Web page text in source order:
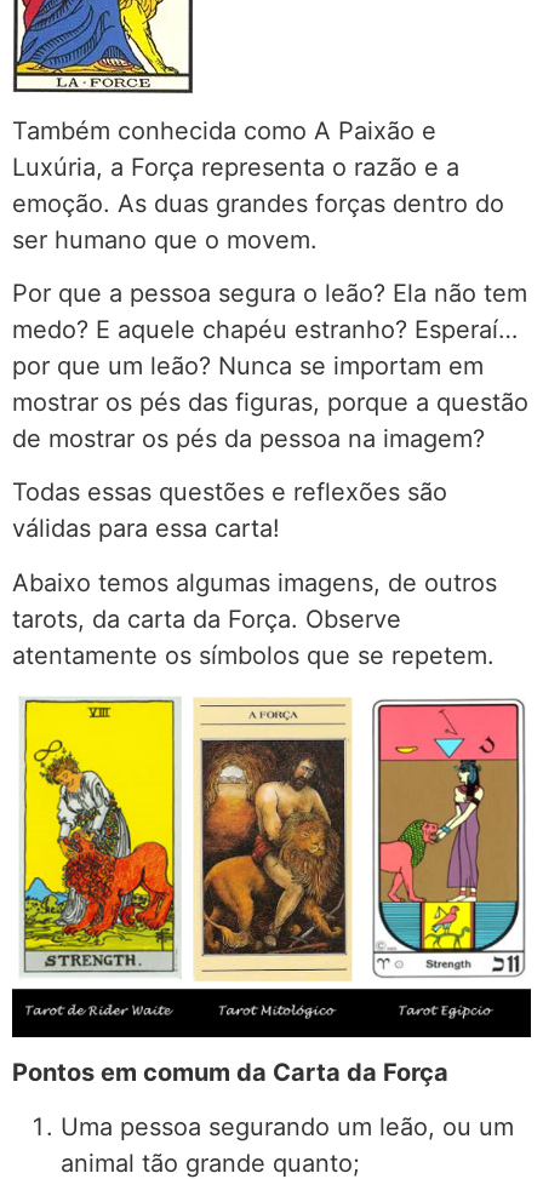
Também conhecida como A Paixão e
Luxúria, a Força representa o razão e a
emoção. As duas grandes forças dentro do
ser humano que o movem.
Por que a pessoa segura o leão? Ela não tem
medo? E aquele chapéu estranho? Esperaí…
por que um leão? Nunca se importam em
mostrar os pés das figuras, porque a questão
de mostrar os pés da pessoa na imagem?
Todas essas questões e reflexões são
válidas para essa carta!
Abaixo temos algumas imagens, de outros
tarots, da carta da Força. Observe
atentamente os símbolos que se repetem.
Pontos em comum da Carta da Força
Uma pessoa segurando um leão, ou um
animal tão grande quanto;